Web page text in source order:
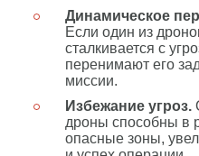
Динамическое
Если один из
сталкивается с
перенимают его
миссии.
Избежание угроз.
дроны способны в
опасные зоны,